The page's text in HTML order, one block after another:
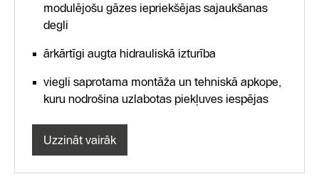
modulējošu gāzes iepriekšējas sajaukšanas
degli
ārkārtīgi augta hidrauliskā izturība
viegli saprotama montāža un tehniskā apkope,
kuru nodrošina uzlabotas piekļuves iespējas
Uzzināt vairāk